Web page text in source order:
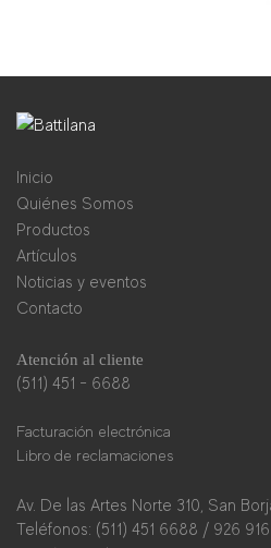
Inicio
Quiénes Somos
Productos
Artículos
Noticias y eventos
Contacto
Atención al cliente
(511) 451 - 6688
Facturación electrónica
Libro de reclamaciones
Av. De las Artes Norte 310, San
Teléfonos: (511) 451 6688 / 926 916